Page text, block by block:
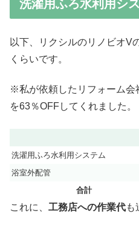
洗濯用ふろ水利用シ
以下、リクシルのリノビオV
くらいです。
※私が依頼したリフォーム会
を63％OFFしてくれました。
洗濯用ふろ水利用システム
浴室外配管
合計
これに、 工務店への作業代も